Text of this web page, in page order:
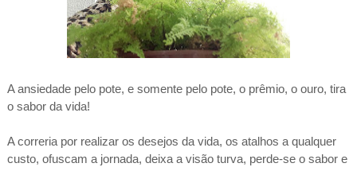
A ansiedade pelo pote, e somente pelo pote, o prêmio, o ouro, tira
o sabor da vida!
A correria por realizar os desejos da vida, os atalhos a qualquer
custo, ofuscam a jornada, deixa a visão turva, perde-se o sabor e